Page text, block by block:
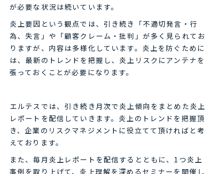
が必要な状況は続いています。
炎上要因という観点では、引き続き「不適切発言・行
為、失言」や「顧客クレーム・批判」が多く見られてお
りますが、内容は多様化しています。炎上を防ぐために
は、最新のトレンドを把握し、炎上リスクにアンテナを
張っておくことが必要になります。
エルテスでは、引き続き月次で炎上傾向をまとめた炎上
レポートを配信していきます。炎上のトレンドを把握頂
き、企業のリスクマネジメントに役立てて頂ければと考
えております。
また、毎月炎上レポートを配信するとともに、1つ炎上
事例を取り上げて、炎上理解を深めるセミナーを開催し